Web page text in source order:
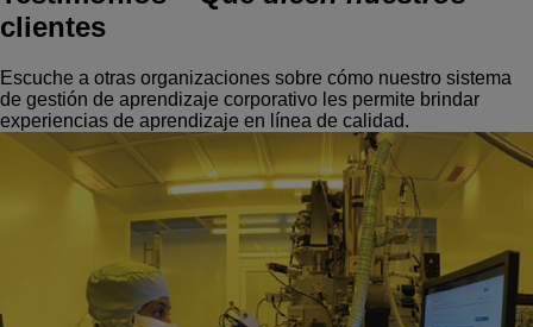
clientes
Escuche a otras organizaciones sobre cómo nuestro sistema
de gestión de aprendizaje corporativo les permite brindar
experiencias de aprendizaje en línea de calidad.